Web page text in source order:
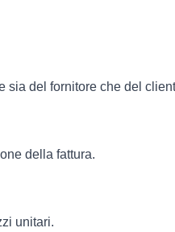
del fornitore che del
della fattura.
unitari.